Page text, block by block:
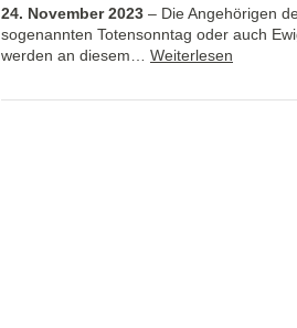
24. November 2023 – Die Angehörigen
sogenannten Totensonntag oder auch
werden an diesem… Weiterlesen